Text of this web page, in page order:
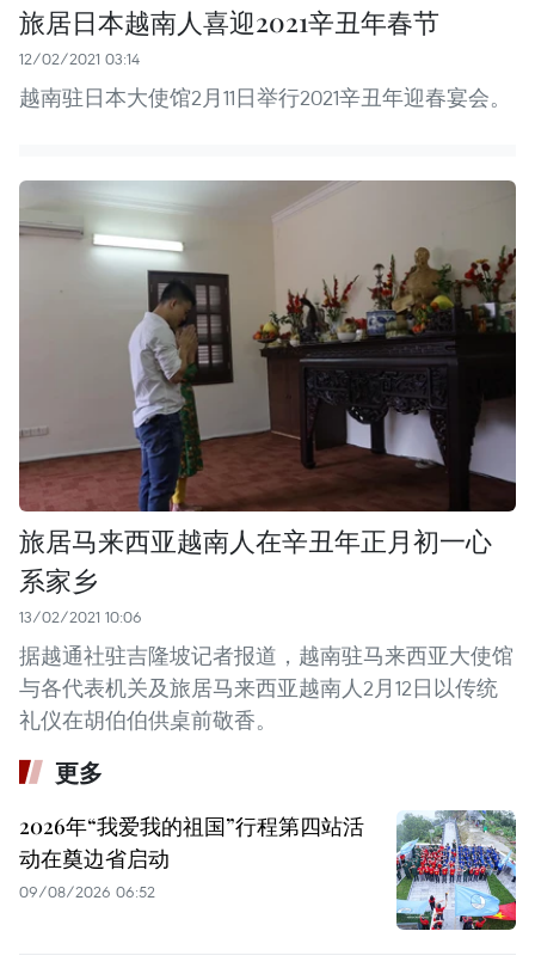
旅居日本越南人喜迎2021辛丑年春节
12/02/2021 03:14
越南驻日本大使馆2月11日举行2021辛丑年迎春宴会。
旅居马来西亚越南人在辛丑年正月初一心
系家乡
13/02/2021 10:06
据越通社驻吉隆坡记者报道，越南驻马来西亚大使馆
与各代表机关及旅居马来西亚越南人2月12日以传统
礼仪在胡伯伯供桌前敬香。
更多
2026年“我爱我的祖国”行程第四站活
动在奠边省启动
09/08/2026 06:52